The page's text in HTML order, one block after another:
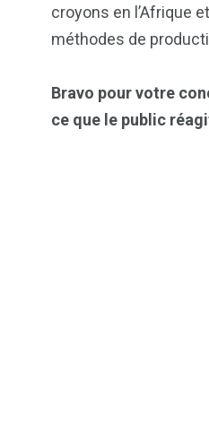
croyons en l’Afrique
méthodes de
Bravo pour votre
ce que le public